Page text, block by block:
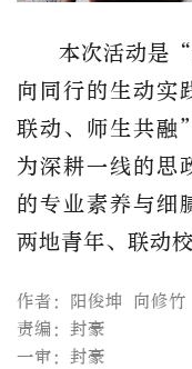
本次活动是
向同行的生动实
联动、师生共融
为深耕一线的思
的专业素养与细
两地青年、联动
作者：阳俊坤 向修
责编：封豪
一审：封豪